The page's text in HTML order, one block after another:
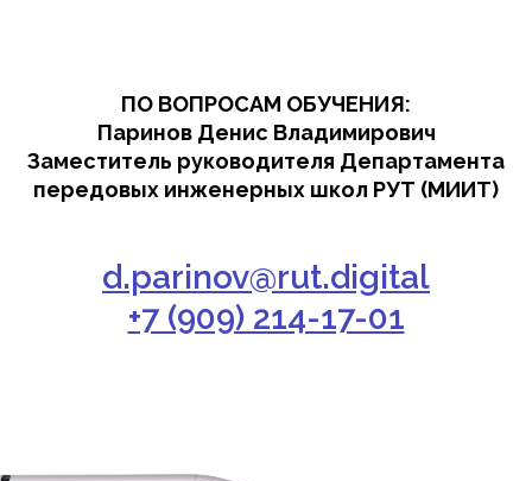
ПО ВОПРОСАМ ОБУЧЕНИЯ:
Паринов Денис Владимирович
Заместитель руководителя Департамента
передовых инженерных школ РУТ (МИИТ)
d.parinov@rut.digital
+7 (909) 214-17-01